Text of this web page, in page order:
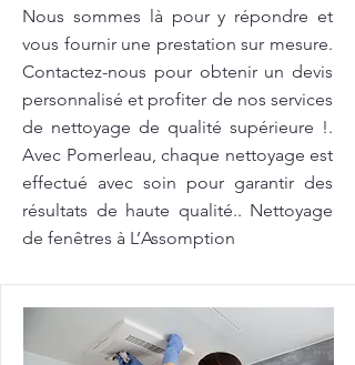
Nous sommes là pour y répondre et
vous fournir une prestation sur mesure.
Contactez-nous pour obtenir un devis
personnalisé et profiter de nos services
de nettoyage de qualité supérieure !.
Avec Pomerleau, chaque nettoyage est
effectué avec soin pour garantir des
résultats de haute qualité.. Nettoyage
de fenêtres à L’Assomption